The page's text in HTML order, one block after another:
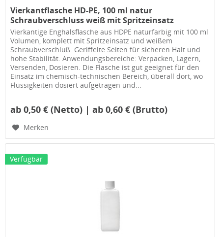
Vierkantflasche HD-PE, 100 ml natur
Schraubverschluss weiß mit Spritzeinsatz
Vierkantige Enghalsflasche aus HDPE naturfarbig mit 100 ml
Volumen, komplett mit Spritzeinsatz und weißem
Schraubverschluß. Geriffelte Seiten für sicheren Halt und
hohe Stabilität. Anwendungsbereiche: Verpacken, Lagern,
Versenden, Dosieren. Die Flasche ist gut geeignet für den
Einsatz im chemisch-technischen Bereich, überall dort, wo
Flüssigkeiten dosiert aufgetragen und...
ab 0,50 € (Netto) | ab 0,60 € (Brutto)
Merken
Verfügbar